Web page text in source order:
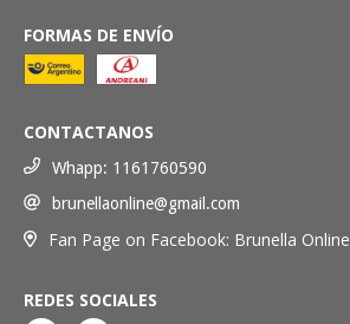
FORMAS DE ENVÍO
CONTACTANOS
Whapp: 1161760590
brunellaonline@gmail.com
Fan Page on Facebook: Brunella Online
REDES SOCIALES